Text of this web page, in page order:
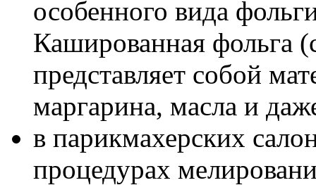
особенного вида
Кашированная фольга
представляет собой
маргарина, масла и
в парикмахерских
процедурах